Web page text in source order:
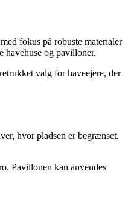
fokus på robuste materialer
havehuse og pavilloner.
valg for haveejere, der
hvor pladsen er begrænset,
Pavillonen kan anvendes